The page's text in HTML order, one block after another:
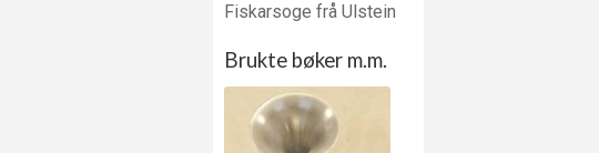
Fiskarsoge frå Ulstein
Brukte bøker m.m.